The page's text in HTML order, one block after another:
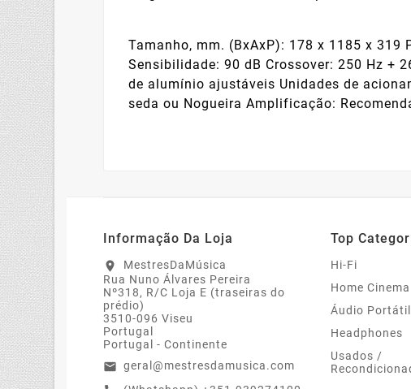
Tamanho, mm. (BxAxP): 178 x 1185 x 319
Sensibilidade: 90 dB Crossover: 250 Hz +
de alumínio ajustáveis Unidades de
seda ou Nogueira Amplificação:
Informação Da Loja
location_on
MestresDaMúsica
Rua Nuno Álvares Pereira
Nº318, R/C Loja E (traseiras do
prédio)
3510-096 Viseu
Portugal
Portugal - Continente
email geral@mestresdamusica.com
Top
Hi-Fi
Home Cinema
Áudio Portátil
Headphones
Usados /